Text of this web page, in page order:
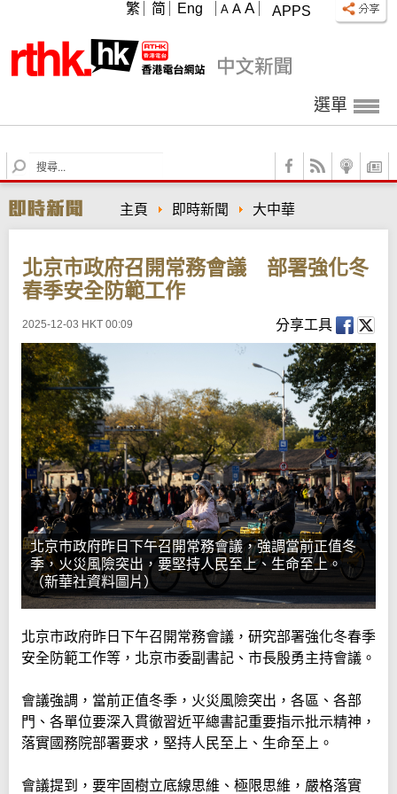
APPS
A A A
繁 简 Eng
選單
S
e
r
c
主頁 即時新聞 大中華
北京市政府召開常務會議 部署強化冬
春季安全防範工作
2025-12-03 HKT 00:09 分享工具
北京市政府昨日下午召開常務會議，強調當前正值冬
季，火災風險突出，要堅持人民至上、生命至上。
（新華社資料圖片）
北京市政府昨日下午召開常務會議，研究部署強化冬春季
安全防範工作等，北京市委副書記、市長殷勇主持會議。
會議強調，當前正值冬季，火災風險突出，各區、各部
門、各單位要深入貫徹習近平總書記重要指示批示精神，
落實國務院部署要求，堅持人民至上、生命至上。
會議提到，要牢固樹立底線思維、極限思維，嚴格落實